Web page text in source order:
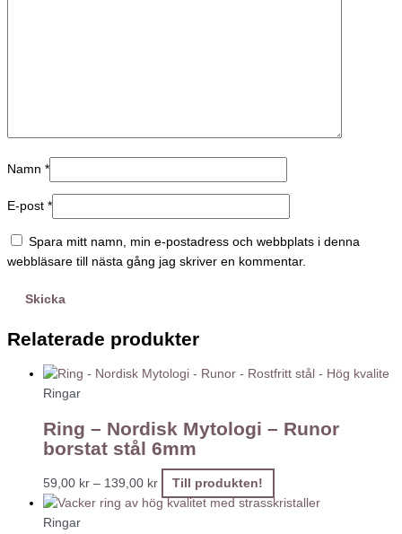
Namn *
E-post *
Spara mitt namn, min e-postadress och webbplats i denna
webbläsare till nästa gång jag skriver en kommentar.
Relaterade produkter
Ringar
Ring – Nordisk Mytologi – Runor
borstat stål 6mm
59,00 kr – 139,00 kr Till produkten!
Ringar